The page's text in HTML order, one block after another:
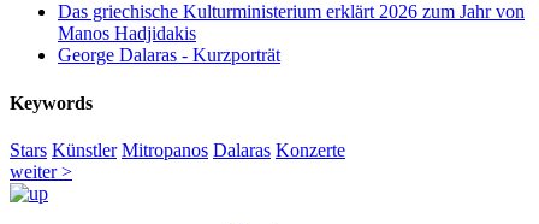
Das griechische Kulturministerium erklärt 2026 zum Jahr von
Manos Hadjidakis
George Dalaras - Kurzporträt
Keywords
Stars Künstler Mitropanos Dalaras Konzerte
weiter >